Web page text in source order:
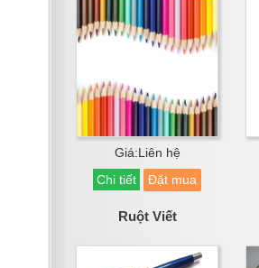
Giá:Liên hệ
Chi tiết
Đặt mua
Ruột Viết